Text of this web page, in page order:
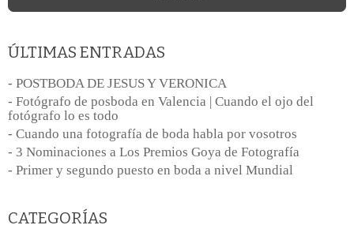
ÚLTIMAS ENTRADAS
- POSTBODA DE JESUS Y VERONICA
- Fotógrafo de posboda en Valencia | Cuando el ojo del
fotógrafo lo es todo
- Cuando una fotografía de boda habla por vosotros
- 3 Nominaciones a Los Premios Goya de Fotografía
- Primer y segundo puesto en boda a nivel Mundial
CATEGORÍAS